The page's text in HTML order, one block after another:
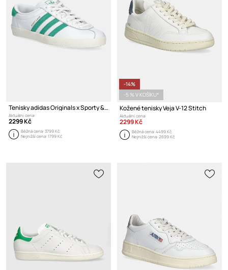
Tenisky adidas Originals x Sporty & Rich Blanc
Aktuální cena:
2299 Kč
Běžná cena:3799 Kč
Nejnižší cena:1799 Kč
-14%
-5 % V KOŠÍKU*
Kožené tenisky Veja V-12 Stitch
Aktuální cena:
2299 Kč
Běžná cena:4499 Kč
Nejnižší cena:2699 Kč